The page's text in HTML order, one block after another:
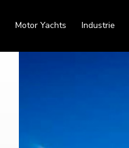
Motor Yachts Industrie